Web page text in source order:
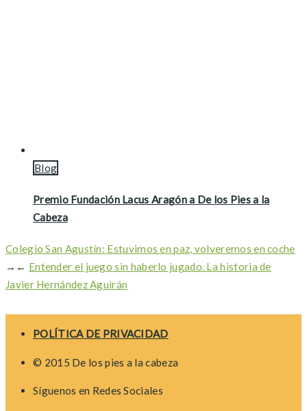
Blog
Premio Fundación Lacus Aragón a De los Pies a la
Cabeza
Colegio San Agustín: Estuvimos en paz, volveremos en coche
→ ← Entender el juego sin haberlo jugado. La historia de
Javier Hernández Aguirán
POLÍTICA DE PRIVACIDAD
© 2015 De los pies a la cabeza
Síguenos en Redes Sociales